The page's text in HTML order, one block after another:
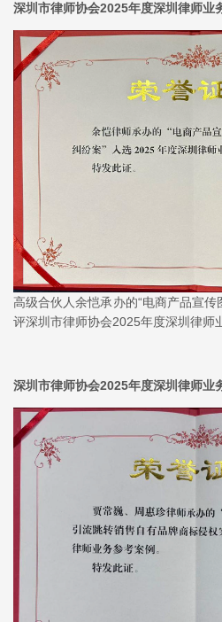
深圳市律师协会2025年度深圳律师业
高级合伙人余恺承办的“电商产品宣
评深圳市律师协会2025年度深圳律师
深圳市律师协会2025年度深圳律师业